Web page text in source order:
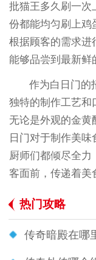
批猫王多久刷一次
份都能均匀刷上鸡
根据顾客的需求进
能够品尝到最新鲜
作为白日门的
独特的制作工艺和
无论是外观的金黄
日门对于制作美
厨师们都倾尽全力
客面前，传递着美
热门攻略
传奇暗殿在哪